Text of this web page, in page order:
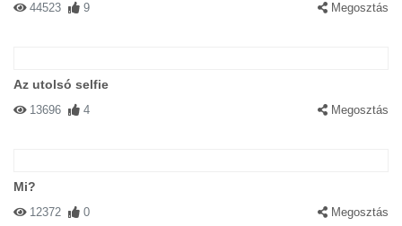
44523 9 Megosztás
Az utolsó selfie
13696 4 Megosztás
Mi?
12372 0 Megosztás